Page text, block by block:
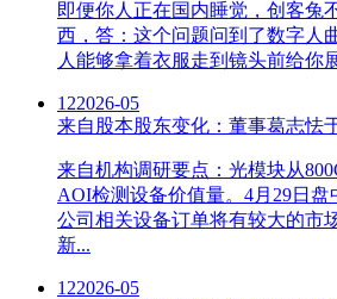
即便你人正在国内睡觉，创客兔
西，答：这个问题问到了数字人
人能够拿着衣服走到镜头前给你
122026-05
来自股本股东变化：董事葛志怯
来自机构调研要点：光模块从
AOI检测设备价值量。4月29日盘
公司相关设备订单将有较大的市
新...
122026-05